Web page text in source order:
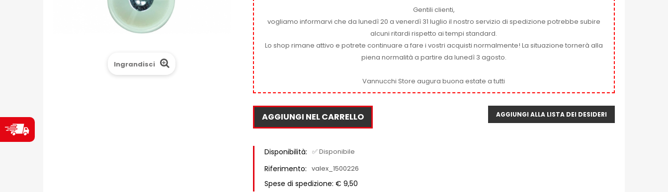
Ingrandisci
Gentili clienti,
vogliamo informarvi che da lunedì 20 a venerdì 31 luglio il nostro servizio di spedizione potrebbe subire
alcuni ritardi rispetto ai tempi standard.
Lo shop rimane attivo e potrete continuare a fare i vostri acquisti normalmente! La situazione tornerà alla
piena normalità a partire da lunedì 3 agosto.
Vannucchi Store augura buona estate a tutti
AGGIUNGI NEL CARRELLO AGGIUNGI ALLA LISTA DEI DESIDERI
Disponibilità: ✅ Disponibile
Riferimento: valex_1500226
Spese di spedizione: € 9,50